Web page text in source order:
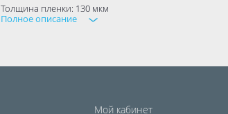
Толщина пленки: 130 мкм
Температура применения (оптимальная) от -5 С до
48 мм х 25 м
Полное описание
Мой кабинет